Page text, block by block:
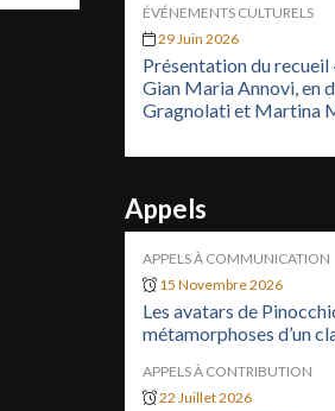
ÉVÉNEMENTS CULTURELS
29 Juin 2026
Présentation du recueil
Gian Maria Annovi, en
Gragnolati et Martina
Appels
APPELS À COMMUNICATION
15 Novembre 2026
Les avatars de
métamorphoses d’un
APPELS À CONTRIBUTION
22 Juillet 2026